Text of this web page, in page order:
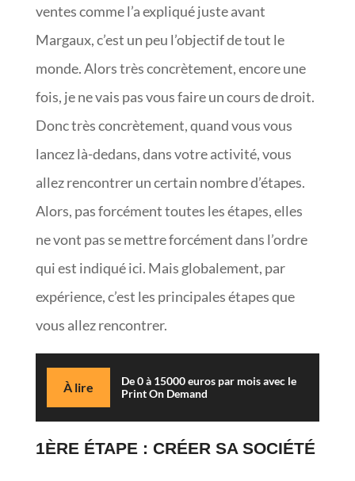
ventes comme l’a expliqué juste avant
Margaux, c’est un peu l’objectif de tout le
monde. Alors très concrètement, encore une
fois, je ne vais pas vous faire un cours de droit.
Donc très concrètement, quand vous vous
lancez là-dedans, dans votre activité, vous
allez rencontrer un certain nombre d’étapes.
Alors, pas forcément toutes les étapes, elles
ne vont pas se mettre forcément dans l’ordre
qui est indiqué ici. Mais globalement, par
expérience, c’est les principales étapes que
vous allez rencontrer.
À lire
De 0 à 15000 euros par mois avec le
Print On Demand
1ÈRE ÉTAPE : CRÉER SA SOCIÉTÉ